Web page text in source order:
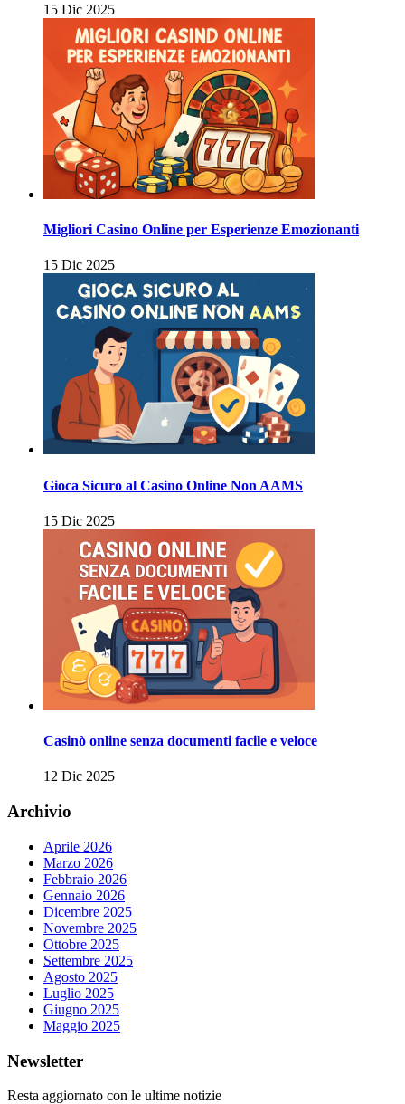
15 Dic 2025
Migliori Casino Online per Esperienze Emozionanti
15 Dic 2025
Gioca Sicuro al Casino Online Non AAMS
15 Dic 2025
Casinò online senza documenti facile e veloce
12 Dic 2025
Archivio
Aprile 2026
Marzo 2026
Febbraio 2026
Gennaio 2026
Dicembre 2025
Novembre 2025
Ottobre 2025
Settembre 2025
Agosto 2025
Luglio 2025
Giugno 2025
Maggio 2025
Newsletter
Resta aggiornato con le ultime notizie